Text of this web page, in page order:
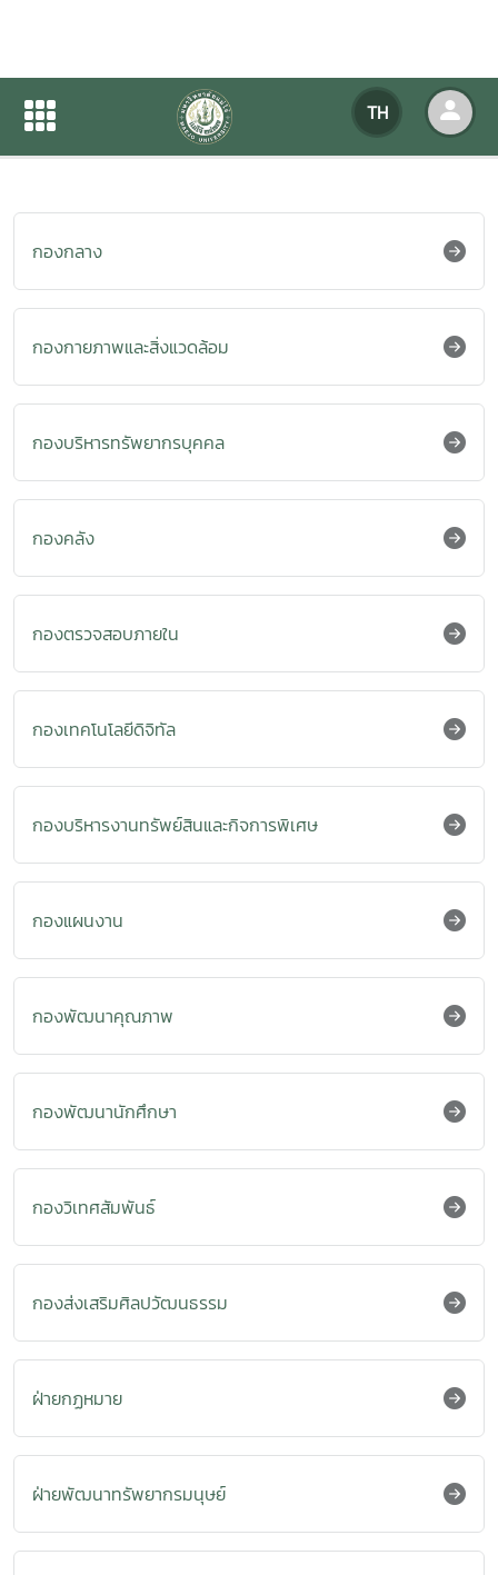
TH
กองกลาง
เกี่ยวกับหน่วยงาน บุคลากร
กองกลาง
กองกายภาพและสิ่งแวดล้อม
กองบริหารทรัพยากรบุคคล
กองคลัง
กองตรวจสอบภายใน
กองเทคโนโลยีดิจิทัล
กองบริหารงานทรัพย์สินและกิจการพิเศษ
กองแผนงาน
กองพัฒนาคุณภาพ
กองพัฒนานักศึกษา
กองวิเทศสัมพันธ์
กองส่งเสริมศิลปวัฒนธรรม
ฝ่ายกฏหมาย
ฝ่ายพัฒนาทรัพยากรมนุษย์